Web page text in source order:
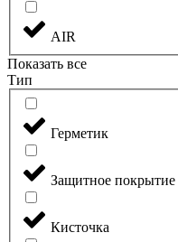
AIR
Показать все
Тип
Герметик
Защитное покрытие
Кисточка